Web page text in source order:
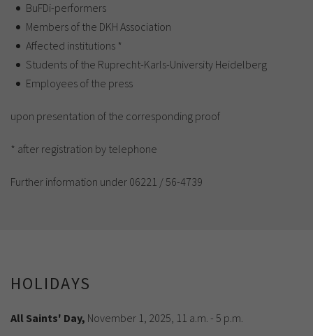
BuFDi-performers
Members of the DKH Association
Affected institutions *
Students of the Ruprecht-Karls-University Heidelberg
Employees of the press
upon presentation of the corresponding proof
* after registration by telephone
Further information under 06221 / 56-4739
HOLIDAYS
All Saints' Day, November 1, 2025, 11 a.m. - 5 p.m.